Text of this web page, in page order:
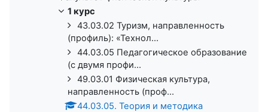
1 курс
43.03.02 Туризм, направленность
(профиль): «Технол...
44.03.05 Педагогическое образование
(с двумя профи...
49.03.01 Физическая культура,
направленность (проф...
44.03.05. Теория и методика